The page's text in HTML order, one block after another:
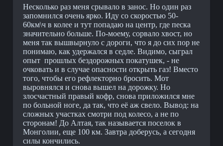
Несколько раз меня срывало в занос. Но один раз
запомнился очень ярко. Иду со скоростью 50-
60км\ч в колее и тут попадаю на центр, где песка
значительно больше. По-моему, сорвало хвост, но
меня так вышвырнуло с дороги, что я до сих пор не
понимаю, как удержался в седле. Видимо, сыграл
опыт прошлых бездорожных покатушек, - не
очковать и в случае опасности открыть газ! Вместо
того, чтобы его рефлекторно бросить. Мот
выровнялся и снова вышел на дорожку. Но
злосчастный правый кофр, снова приложился мне
по больной ноге, да так, что её аж свело. Вывод: на
сложных участках смотри под колесо, а не по
сторонам! До Алтая, так называется поселок в
Монголии, еще 100 км. Завтра доберусь, а сегодня
силы кончились.